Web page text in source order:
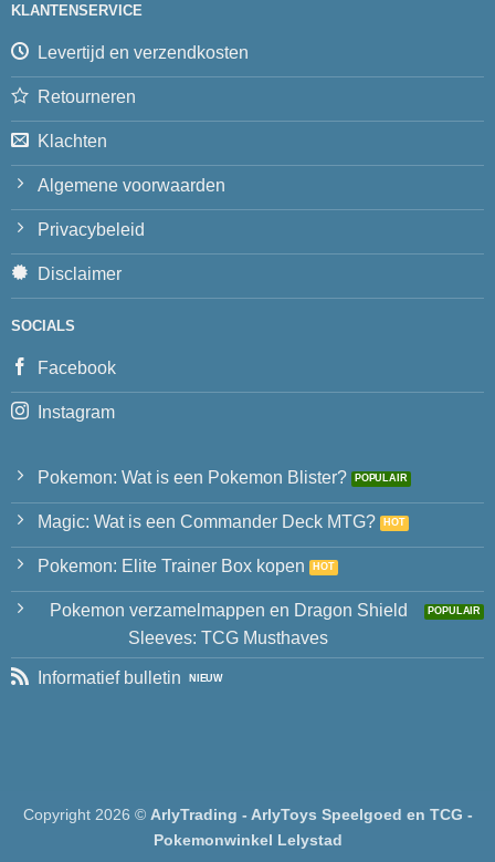
KLANTENSERVICE
Levertijd en verzendkosten
Retourneren
Klachten
Algemene voorwaarden
Privacybeleid
Disclaimer
SOCIALS
Facebook
Instagram
Pokemon: Wat is een Pokemon Blister?
Magic: Wat is een Commander Deck MTG?
Pokemon: Elite Trainer Box kopen
Pokemon verzamelmappen en Dragon Shield
Sleeves: TCG Musthaves
Informatief bulletin
Copyright 2026 © ArlyTrading - ArlyToys Speelgoed en TCG -
Pokemonwinkel Lelystad